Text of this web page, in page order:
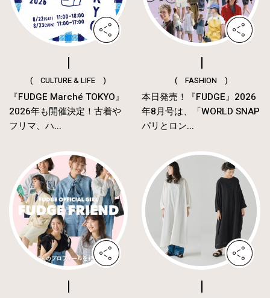
( CULTURE & LIFE )
『FUDGE Marché TOKYO』
2026年も開催決定！古着や
フリマ、ハ...
( FASHION )
本日発売！『FUDGE』2026
年8月号は、「WORLD SNAP
パリとロン...